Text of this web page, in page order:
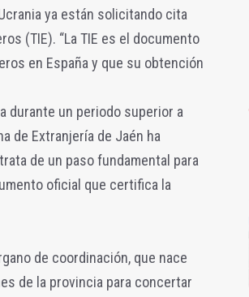
ya están solicitando cita
(TIE). “La TIE es el documento
en España y que su obtención
durante un periodo superior a
de Extranjería de Jaén ha
de un paso fundamental para
oficial que certifica la
de coordinación, que nace
de la provincia para concertar